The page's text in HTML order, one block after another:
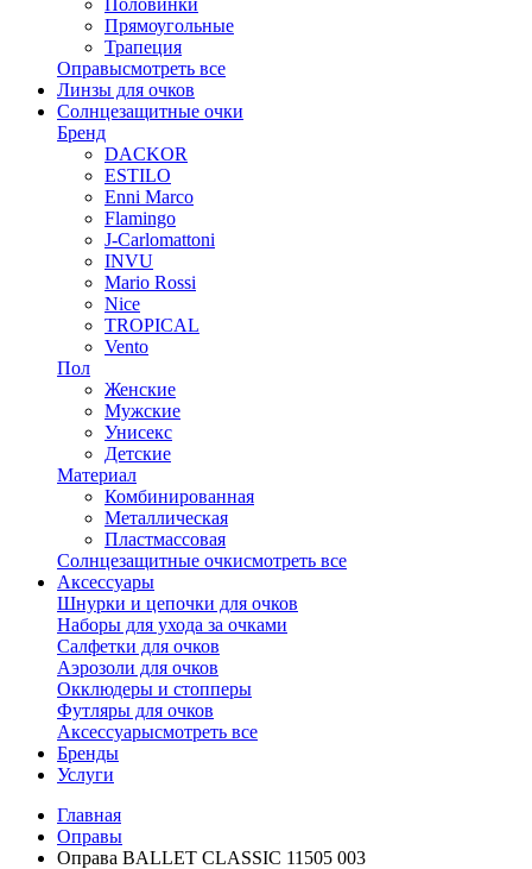
Прямоугольные
Трапеция
Оправысмотреть все
Линзы для очков
Солнцезащитные очки
Бренд
DACKOR
ESTILO
Enni Marco
Flamingo
J-Carlomattoni
INVU
Mario Rossi
Nice
TROPICAL
Vento
Пол
Женские
Мужские
Унисекс
Детские
Материал
Комбинированная
Металлическая
Пластмассовая
Солнцезащитные очкисмотреть все
Аксессуары
Шнурки и цепочки для очков
Наборы для ухода за очками
Салфетки для очков
Аэрозоли для очков
Окклюдеры и стопперы
Футляры для очков
Аксессуарысмотреть все
Бренды
Услуги
Главная
Оправы
Оправа BALLET CLASSIC 11505 003